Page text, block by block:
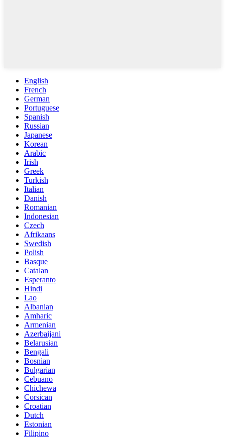
English
French
German
Portuguese
Spanish
Russian
Japanese
Korean
Arabic
Irish
Greek
Turkish
Italian
Danish
Romanian
Indonesian
Czech
Afrikaans
Swedish
Polish
Basque
Catalan
Esperanto
Hindi
Lao
Albanian
Amharic
Armenian
Azerbaijani
Belarusian
Bengali
Bosnian
Bulgarian
Cebuano
Chichewa
Corsican
Croatian
Dutch
Estonian
Filipino